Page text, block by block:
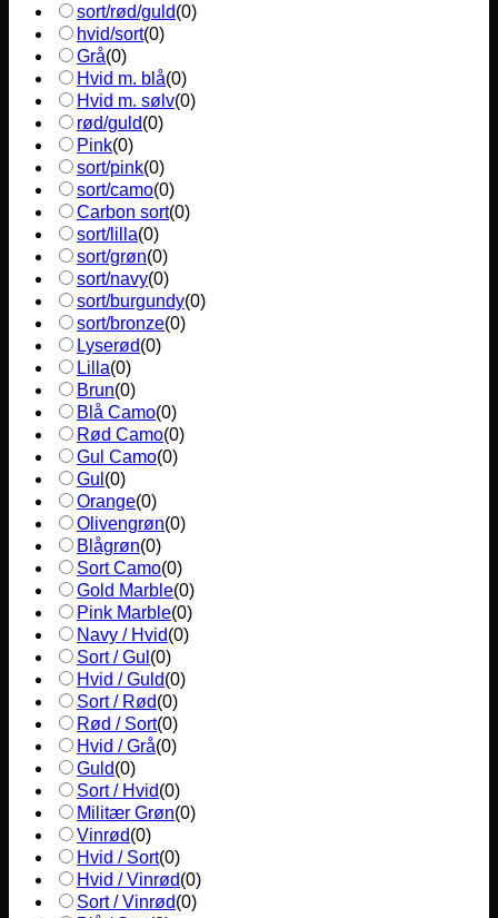
sort/rød/guld(0)
hvid/sort(0)
Grå(0)
Hvid m. blå(0)
Hvid m. sølv(0)
rød/guld(0)
Pink(0)
sort/pink(0)
sort/camo(0)
Carbon sort(0)
sort/lilla(0)
sort/grøn(0)
sort/navy(0)
sort/burgundy(0)
sort/bronze(0)
Lyserød(0)
Lilla(0)
Brun(0)
Blå Camo(0)
Rød Camo(0)
Gul Camo(0)
Gul (0)
Orange(0)
Olivengrøn(0)
Blågrøn(0)
Sort Camo(0)
Gold Marble(0)
Pink Marble(0)
Navy / Hvid(0)
Sort / Gul (0)
Hvid / Guld(0)
Sort / Rød(0)
Rød / Sort(0)
Hvid / Grå(0)
Guld(0)
Sort / Hvid(0)
Militær Grøn(0)
Vinrød(0)
Hvid / Sort(0)
Hvid / Vinrød(0)
Sort / Vinrød(0)